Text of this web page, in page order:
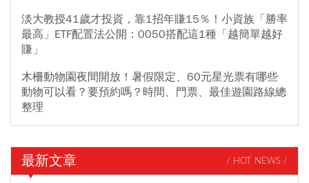
淡大教授41歲才投資，靠1招年賺15％！小資族「勝率
最高」ETF配置法公開：0050搭配這1種「越簡單越好
賺」
木柵動物園夜間開放！暑假限定、60元星光票有哪些
動物可以看？要預約嗎？時間、門票、最佳遊園路線總
整理
最新文章 / HOT NEWS /